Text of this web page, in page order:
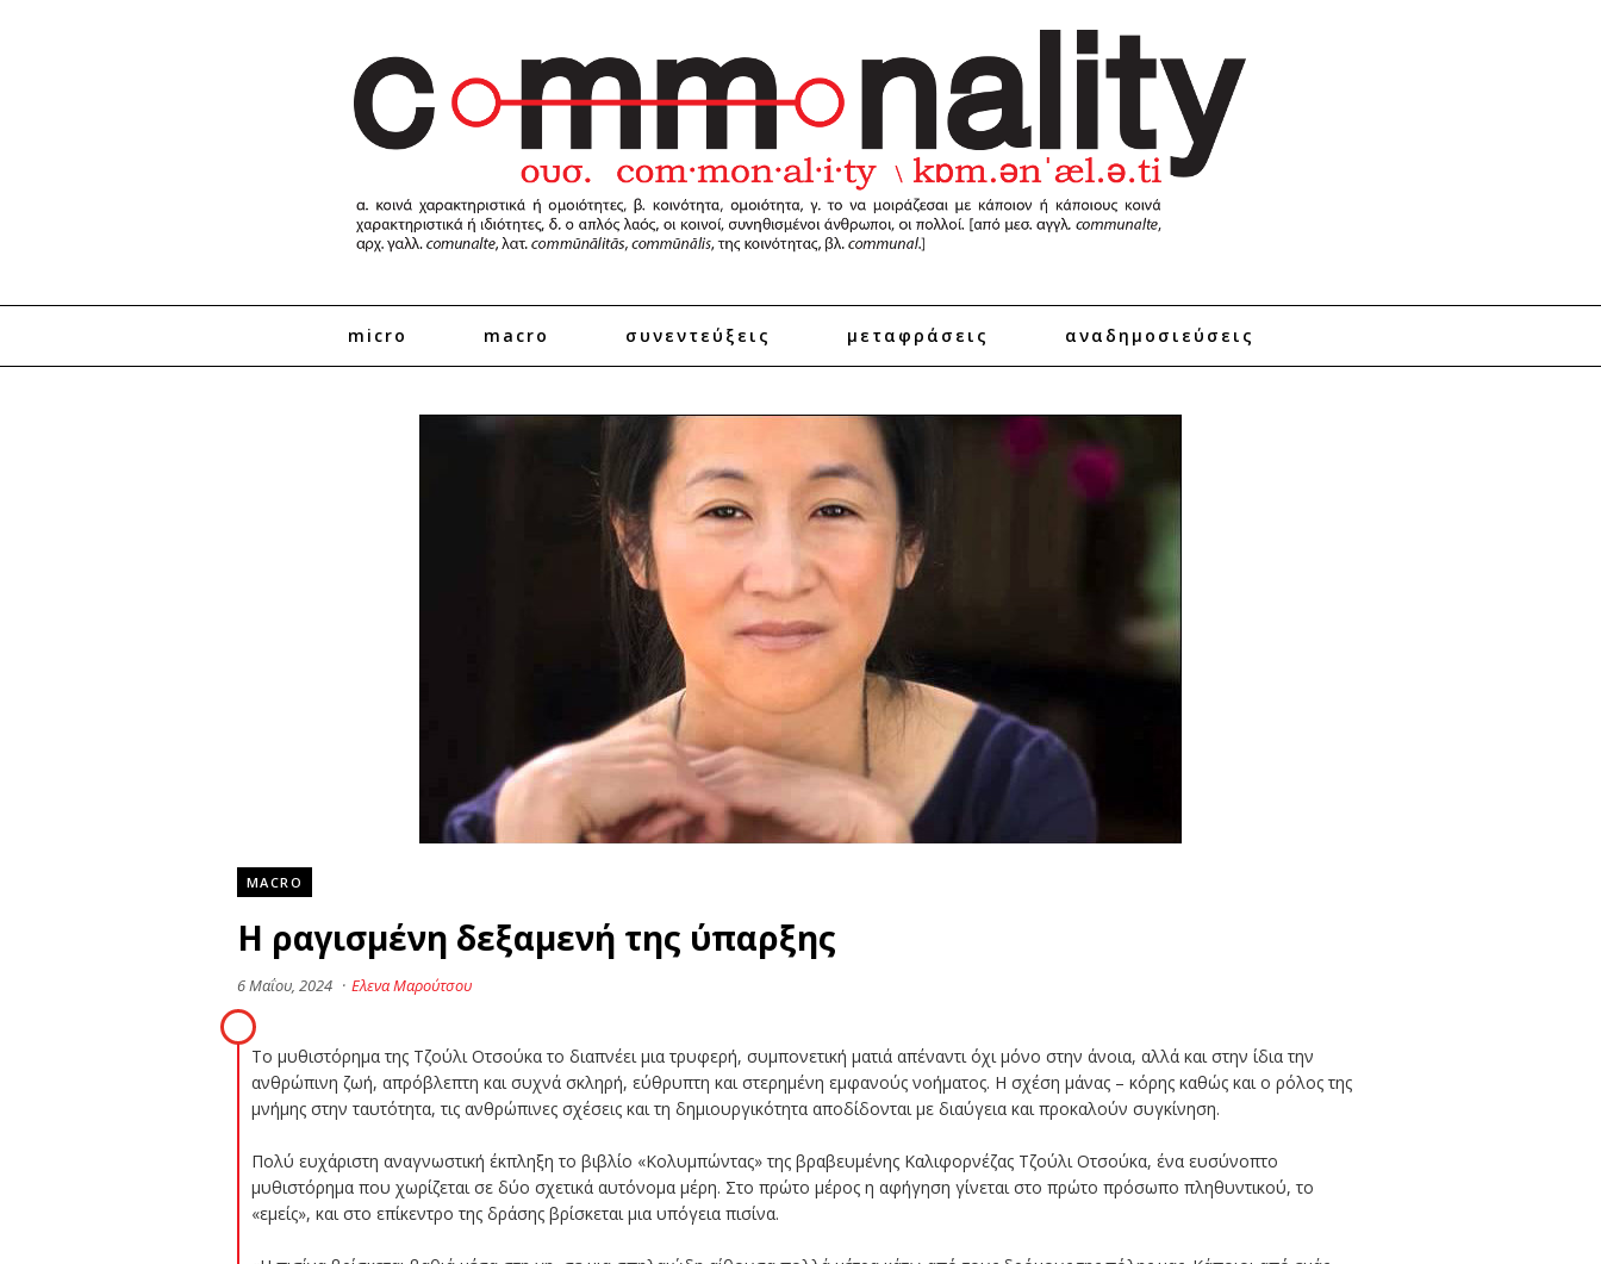
micro macro συνεντεύξεις μεταφράσεις αναδημοσιεύσεις
MACRO
Η ραγισμένη δεξαμενή της ύπαρξης
6 Μαΐου, 2024 · Ελενα Μαρούτσου
Το μυθιστόρημα της Τζούλι Οτσούκα το διαπνέει μια τρυφερή, συμπονετική ματιά απέναντι όχι μόνο στην άνοια, αλλά και στην ίδια την
ανθρώπινη ζωή, απρόβλεπτη και συχνά σκληρή, εύθρυπτη και στερημένη εμφανούς νοήματος. Η σχέση μάνας – κόρης καθώς και ο ρόλος της
μνήμης στην ταυτότητα, τις ανθρώπινες σχέσεις και τη δημιουργικότητα αποδίδονται με διαύγεια και προκαλούν συγκίνηση.
Πολύ ευχάριστη αναγνωστική έκπληξη το βιβλίο «Κολυμπώντας» της βραβευμένης Καλιφορνέζας Τζούλι Οτσούκα, ένα ευσύνοπτο
μυθιστόρημα που χωρίζεται σε δύο σχετικά αυτόνομα μέρη. Στο πρώτο μέρος η αφήγηση γίνεται στο πρώτο πρόσωπο πληθυντικού, το
«εμείς», και στο επίκεντρο της δράσης βρίσκεται μια υπόγεια πισίνα.